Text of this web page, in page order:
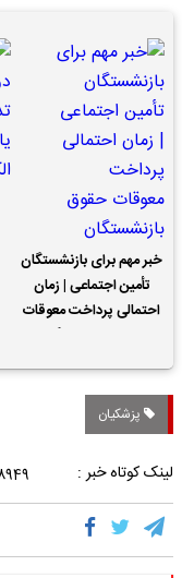
خبر مهم برای بازنشستگان
تأمین اجتماعی | زمان
احتمالی پرداخت معوقات
پزشکیان
لینک کوتاه خبر :